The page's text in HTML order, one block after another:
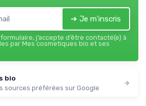
➔ Je m'inscris
j’accepte d’être contacté(e) à
par Mes cosmetiques bio et ses
bio
sources préférées sur Google